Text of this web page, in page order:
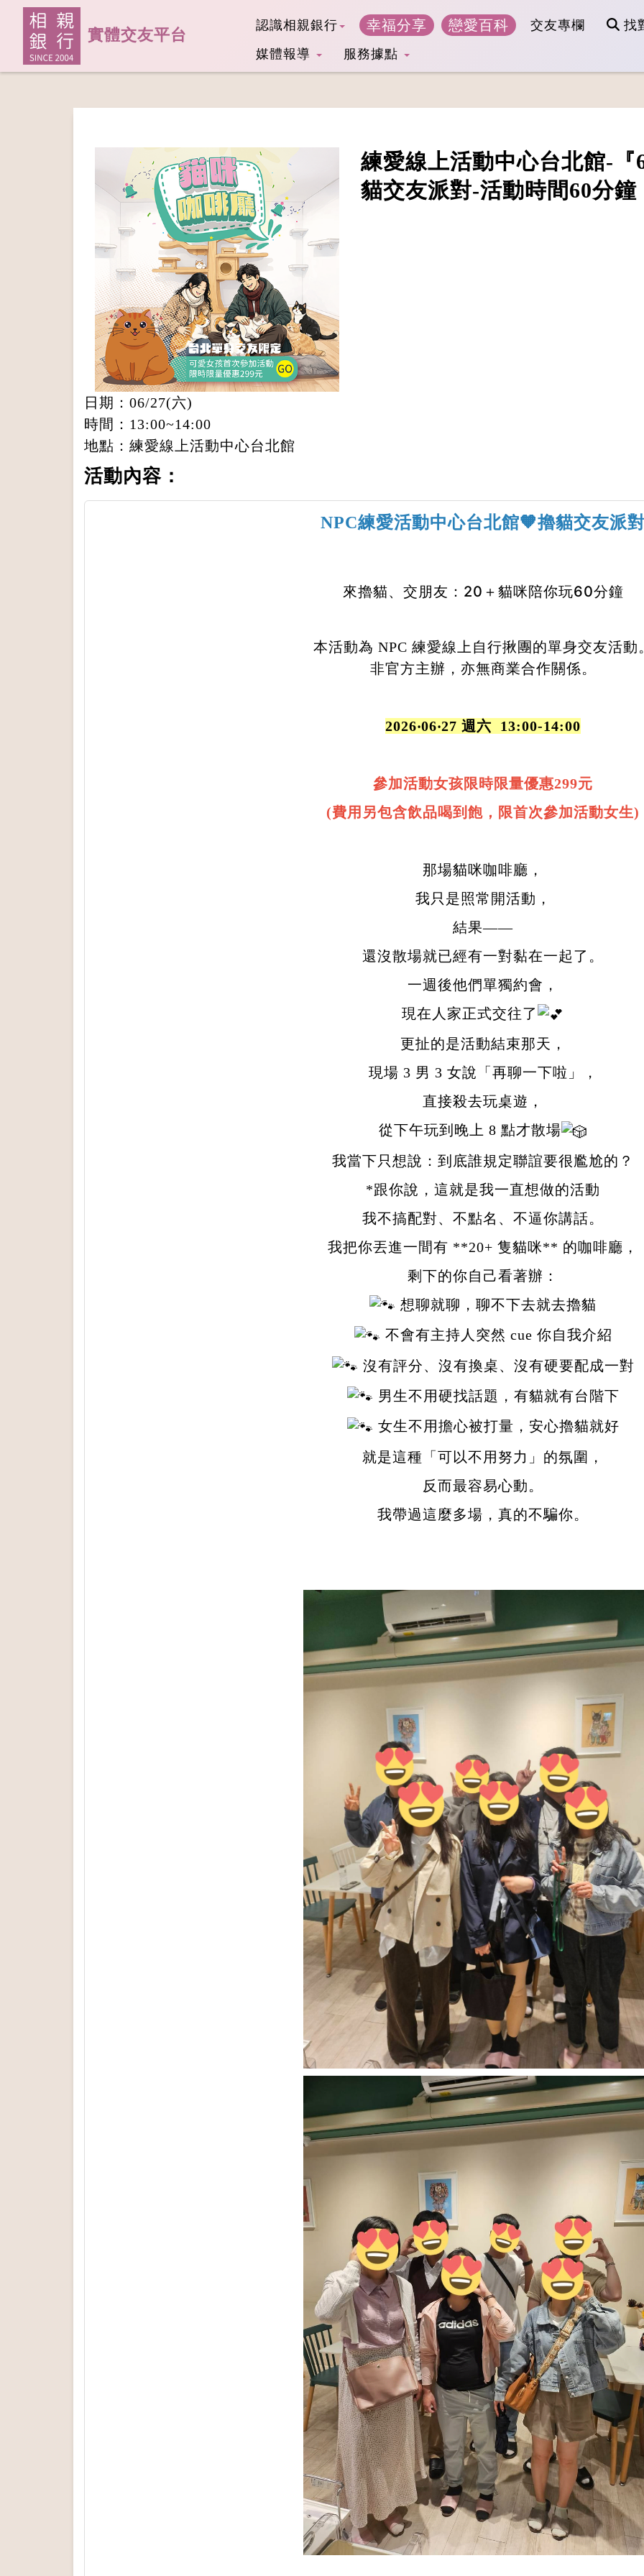
實體交友平台
認識相親銀行 幸福分享 戀愛百科 交友專欄
找
媒體報導
服務據點
練愛線上活動中心台北館-
貓交友派對-活動時間60分鐘
日期：06/27(六)
時間：13:00~14:00
地點：練愛線上活動中心台北館
活動內容：
NPC練愛活動中心台北館🧡擼貓交友派
來擼貓、交朋友：20＋貓咪陪你玩60分鐘
本活動為 NPC 練愛線上自行揪團的單身交友活動
非官方主辦，亦無商業合作關係。
2026‧06‧27 週六 13:00-14:00
參加活動女孩限時限量優惠299元
(費用另包含飲品喝到飽，限首次參加活動女生)
那場貓咪咖啡廳，
我只是照常開活動，
結果——
還沒散場就已經有一對黏在一起了。
一週後他們單獨約會，
現在人家正式交往了
更扯的是活動結束那天，
現場 3 男 3 女說「再聊一下啦」，
直接殺去玩桌遊，
從下午玩到晚上 8 點才散場
我當下只想說：到底誰規定聯誼要很尷尬的？
*跟你說，這就是我一直想做的活動
我不搞配對、不點名、不逼你講話。
我把你丟進一間有 **20+ 隻貓咪** 的咖啡廳，
剩下的你自己看著辦：
想聊就聊，聊不下去就去擼貓
不會有主持人突然 cue 你自我介紹
沒有評分、沒有換桌、沒有硬要配成一對
男生不用硬找話題，有貓就有台階下
女生不用擔心被打量，安心擼貓就好
就是這種「可以不用努力」的氛圍，
反而最容易心動。
我帶過這麼多場，真的不騙你。